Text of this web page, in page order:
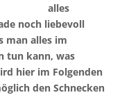
alles
noch liebevoll
man alles im
tun kann, was
hier im Folgenden
den Schnecken